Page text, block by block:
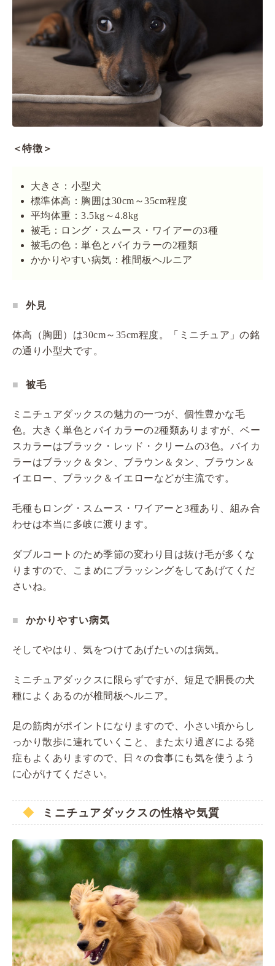
＜特徴＞
大きさ：小型犬
標準体高：胸囲は30cm～35cm程度
平均体重：3.5kg～4.8kg
被毛：ロング・スムース・ワイアーの3種
被毛の色：単色とバイカラーの2種類
かかりやすい病気：椎間板ヘルニア
外見
体高（胸囲）は30cm～35cm程度。「ミニチュア」の銘
の通り小型犬です。
被毛
ミニチュアダックスの魅力の一つが、個性豊かな毛
色。大きく単色とバイカラーの2種類ありますが、ベー
スカラーはブラック・レッド・クリームの3色。バイカ
ラーはブラック＆タン、ブラウン＆タン、ブラウン＆
イエロー、ブラック＆イエローなどが主流です。
毛種もロング・スムース・ワイアーと3種あり、組み合
わせは本当に多岐に渡ります。
ダブルコートのため季節の変わり目は抜け毛が多くな
りますので、こまめにブラッシングをしてあげてくだ
さいね。
かかりやすい病気
そしてやはり、気をつけてあげたいのは病気。
ミニチュアダックスに限らずですが、短足で胴長の犬
種によくあるのが椎間板ヘルニア。
足の筋肉がポイントになりますので、小さい頃からし
っかり散歩に連れていくこと、また太り過ぎによる発
症もよくありますので、日々の食事にも気を使うよう
に心がけてください。
ミニチュアダックスの性格や気質